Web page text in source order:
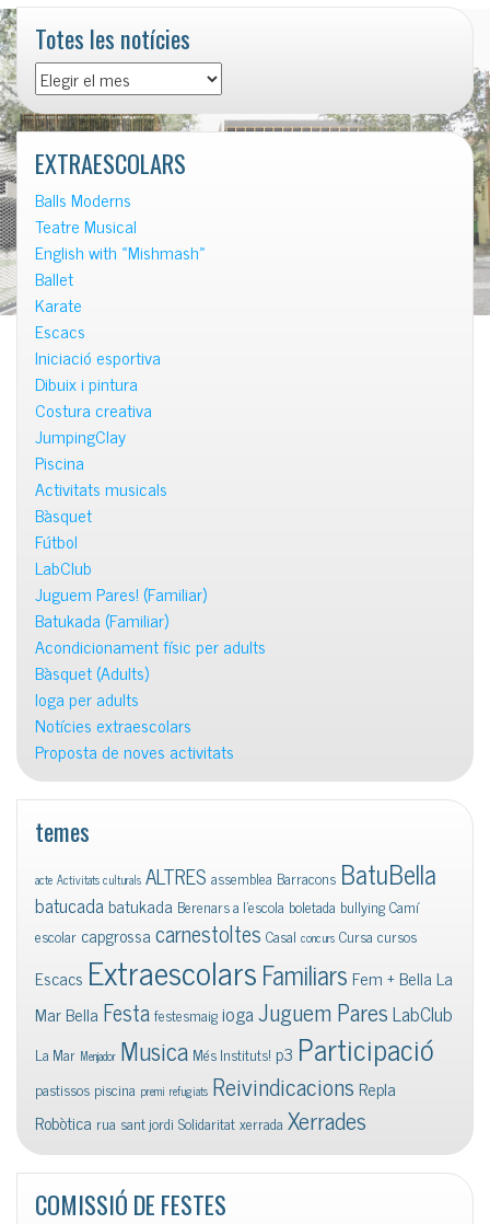
Totes les notícies
Totes
les
notícies
EXTRAESCOLARS
Balls Moderns
Teatre Musical
English with «Mishmash»
Ballet
Karate
Escacs
Iniciació esportiva
Dibuix i pintura
Costura creativa
JumpingClay
Piscina
Activitats musicals
Bàsquet
Fútbol
LabClub
Juguem Pares! (Familiar)
Batukada (Familiar)
Acondicionament físic per adults
Bàsquet (Adults)
Ioga per adults
Notícies extraescolars
Proposta de noves activitats
temes
acte Activitats culturals ALTRES assemblea Barracons BatuBella
batucadabatukada Berenars a l'escola boletada bullyingCamí
escolar capgrossacarnestoltes Casal concurs Cursa cursos
Escacs ExtraescolarsFamiliars Fem + Bella La
Mar Bella FestafestesmaigiogaJuguem ParesLabClub
La Mar Menjador Musica Més Instituts! p3 Participació
pastissos piscina premi refugiats Reivindicacions Repla
Robòtica rua sant jordi Solidaritatxerrada Xerrades
COMISSIÓ DE FESTES